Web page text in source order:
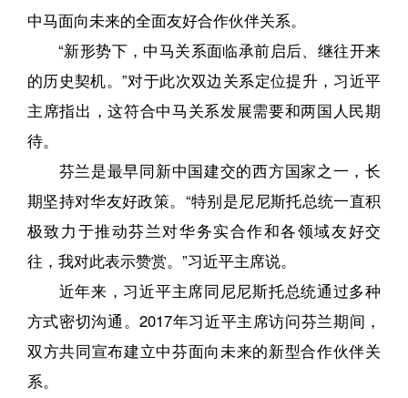
中马面向未来的全面友好合作伙伴关系。
“新形势下，中马关系面临承前启后、继往开来
的历史契机。”对于此次双边关系定位提升，习近平
主席指出，这符合中马关系发展需要和两国人民期
待。
芬兰是最早同新中国建交的西方国家之一，长
期坚持对华友好政策。“特别是尼尼斯托总统一直积
极致力于推动芬兰对华务实合作和各领域友好交
往，我对此表示赞赏。”习近平主席说。
近年来，习近平主席同尼尼斯托总统通过多种
方式密切沟通。2017年习近平主席访问芬兰期间，
双方共同宣布建立中芬面向未来的新型合作伙伴关
系。